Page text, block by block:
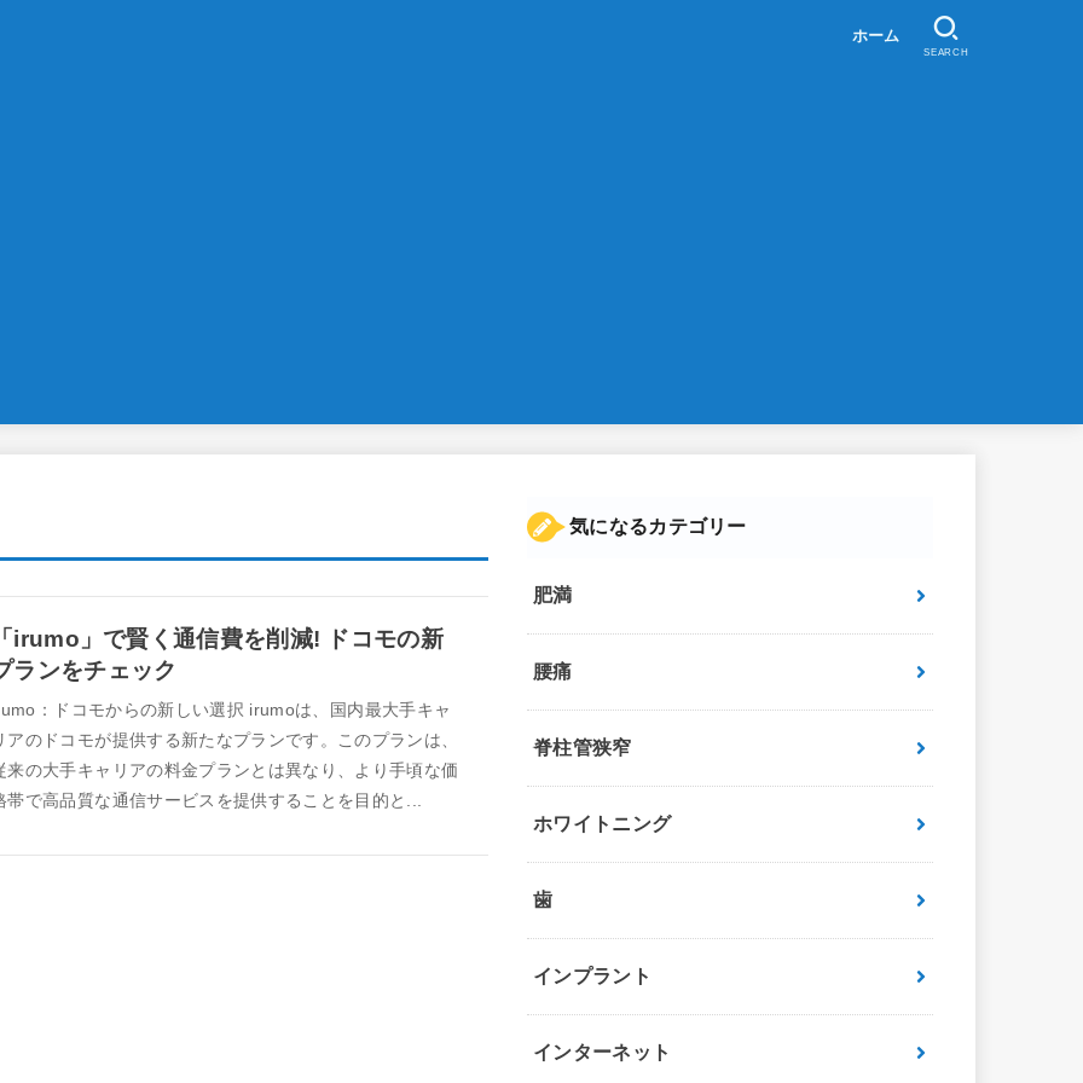
ホーム
SEARCH
irumo」で賢く通信費を削減! ドコモの新
ランをチェック
：ドコモからの新しい選択 irumoは、国内最大手キャ
アのドコモが提供する新たなプランです。このプランは、
来の大手キャリアの料金プランとは異なり、より手頃な価
帯で高品質な通信サービスを提供することを目的と...
気になるカテゴリー
肥満
腰痛
脊柱管狭窄
ホワイトニング
歯
インプラント
インターネット